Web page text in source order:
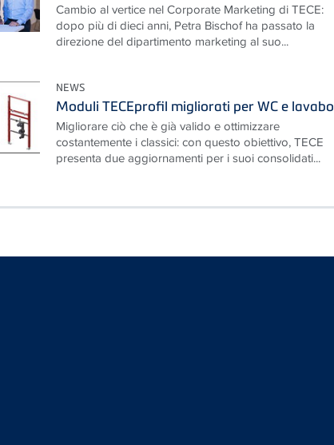
Cambio al vertice nel Corporate Marketing di TECE:
dopo più di dieci anni, Petra Bischof ha passato la
direzione del dipartimento marketing al suo...
NEWS
Moduli TECEprofil migliorati per WC e lavabo
Migliorare ciò che è già valido e ottimizzare
costantemente i classici: con questo obiettivo, TECE
presenta due aggiornamenti per i suoi consolidati...